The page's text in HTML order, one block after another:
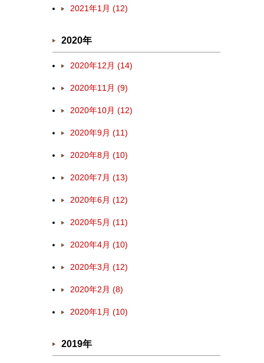
2021年1月 (12)
2020年
2020年12月 (14)
2020年11月 (9)
2020年10月 (12)
2020年9月 (11)
2020年8月 (10)
2020年7月 (13)
2020年6月 (12)
2020年5月 (11)
2020年4月 (10)
2020年3月 (12)
2020年2月 (8)
2020年1月 (10)
2019年